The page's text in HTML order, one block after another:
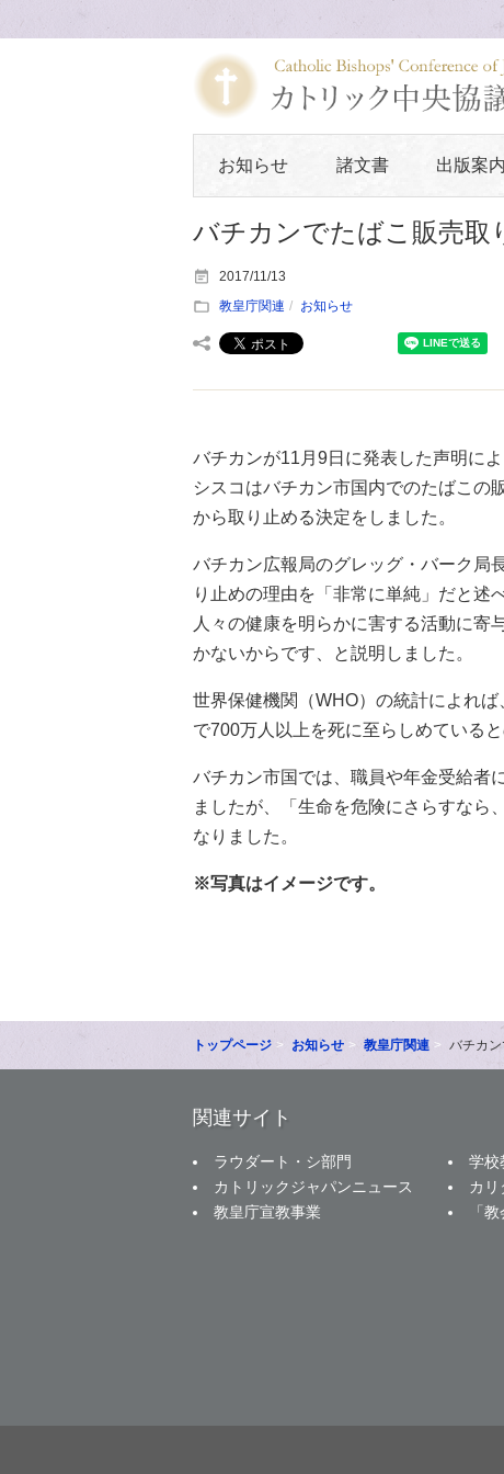
お知らせ 諸文書 出版案内
バチカンでたばこ販売取
2017/11/13
教皇庁関連
お知らせ
バチカンが11月9日に発表した声明に
シスコはバチカン市国内でのたばこの
から取り止める決定をしました。
バチカン広報局のグレッグ・バーク局
り止めの理由を「非常に単純」だと述
人々の健康を明らかに害する活動に寄
かないからです、と説明しました。
世界保健機関（WHO）の統計によれば
で700万人以上を死に至らしめていると
バチカン市国では、職員や年金受給者
ましたが、「生命を危険にさらすなら
なりました。
※写真はイメージです。
トップページ お知らせ 教皇庁関連 バチカ
関連サイト
ラウダート・シ部門
学校
カトリックジャパンニュース
カ
教皇庁宣教事業
「